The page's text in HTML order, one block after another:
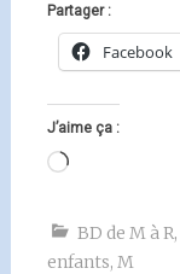
Partager :
Facebook
J’aime ça :
BD de M à R,
enfants, M